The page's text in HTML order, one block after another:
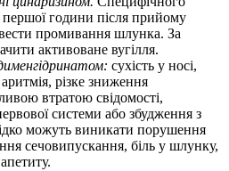
години після прийому
промивання шлунка. За
активоване вугілля.
сухість у носі,
різке зниження
втратою свідомості,
системи або збудження з
можуть виникати порушення
сечовипускання, біль у шлунку,